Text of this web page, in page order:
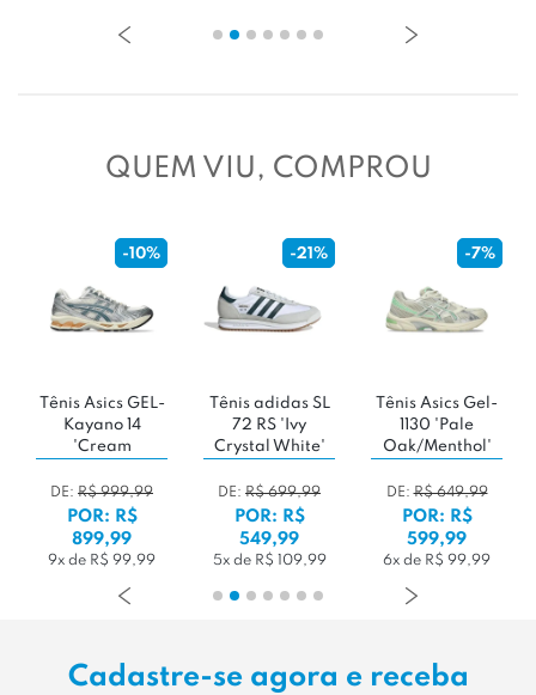
QUEM VIU, COMPROU
-10%
Tênis Asics GEL-
Kayano 14
'Cream
DE: R$ 999,99
POR: R$
899,99
9x de R$ 99,99
-21%
Tênis adidas SL
72 RS 'Ivy
Crystal White'
DE: R$ 699,99
POR: R$
549,99
5x de R$ 109,99
-7%
Tênis Asics Gel-
1130 'Pale
Oak/Menthol'
DE:R$ 649,99
POR: R$
599,99
6x de R$ 99,99
Cadastre-se agora e receba